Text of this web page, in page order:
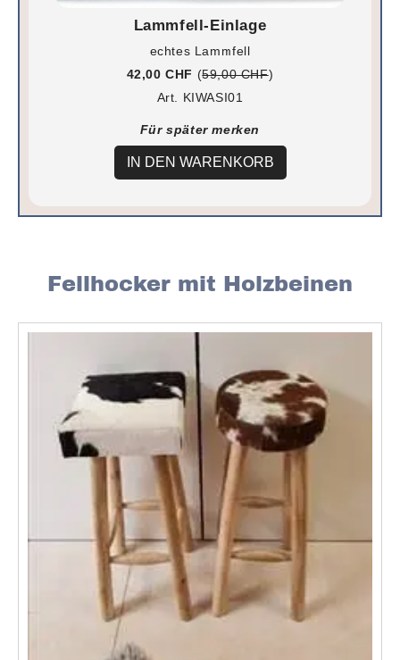
Lammfell-Einlage
echtes Lammfell
42,00 CHF (59,00 CHF)
Art. KIWASI01
Für später merken
IN DEN WARENKORB
Fellhocker mit Holzbeinen